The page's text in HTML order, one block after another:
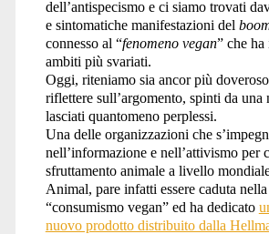
dell’antispecismo e ci siamo trovati
e sintomatiche manifestazioni del
connesso al “fenomeno vegan” che
ambiti più svariati.
Oggi, riteniamo sia ancor più
riflettere sull’argomento, spinti da una
lasciati quantomeno perplessi.
Una delle organizzazioni che
nell’informazione e nell’attivismo per
sfruttamento animale a livello
Animal, pare infatti essere caduta
“consumismo vegan” ed ha dedicato
nuovo prodotto distribuito dalla